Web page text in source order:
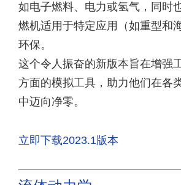
如电子燃料、电力或氢气，同时
燃机适用于特定应用（如重型和
环保。
这个令人振奋的新版本旨在增强
方面的模拟工具，助力他们在各
中迈向净零。
立即下载2023.1版本